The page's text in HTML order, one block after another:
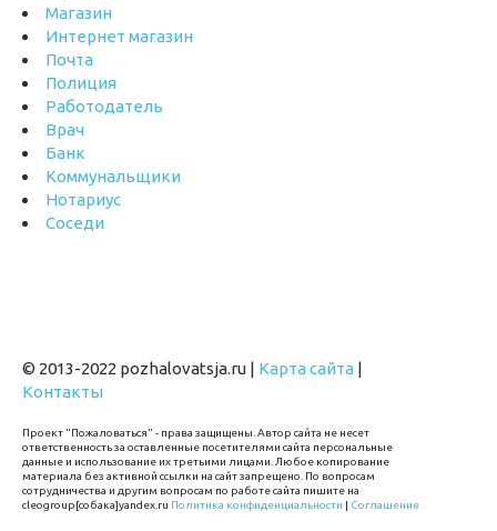
Магазин
Интернет магазин
Почта
Полиция
Работодатель
Врач
Банк
Коммунальщики
Нотариус
Соседи
© 2013-2022 pozhalovatsja.ru | Карта сайта |
Контакты
Проект "Пожаловаться" - права защищены. Автор сайта не несет
ответственность за оставленные посетителями сайта персональные
данные и использование их третьими лицами. Любое копирование
материала без активной ссылки на сайт запрещено. По вопросам
сотрудничества и другим вопросам по работе сайта пишите на
cleogroup[собака]yandex.ru Политика конфиденциальности | Соглашение